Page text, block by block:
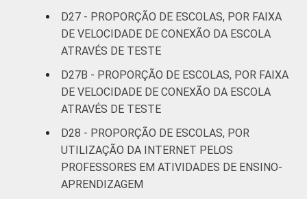
D27 - PROPORÇÃO DE ESCOLAS, POR FAIXA
DE VELOCIDADE DE CONEXÃO DA ESCOLA
ATRAVÉS DE TESTE
D27B - PROPORÇÃO DE ESCOLAS, POR FAIXA
DE VELOCIDADE DE CONEXÃO DA ESCOLA
ATRAVÉS DE TESTE
D28 - PROPORÇÃO DE ESCOLAS, POR
UTILIZAÇÃO DA INTERNET PELOS
PROFESSORES EM ATIVIDADES DE ENSINO-
APRENDIZAGEM